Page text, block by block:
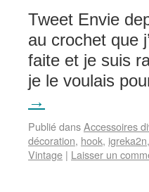
Tweet Envie
au crochet que
faite et je suis
je le voulais
→
Publié dansAccessoires
décoration, hook, igreka2n,
Vintage | Laisser un